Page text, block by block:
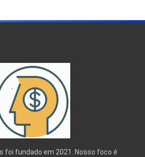
foi fundado em 2021. Nosso foco é